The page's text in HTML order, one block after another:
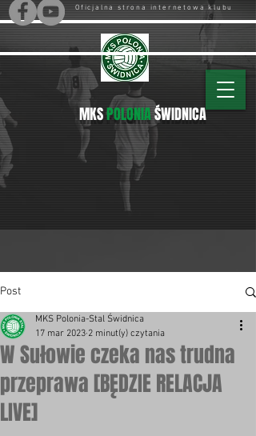
Oficjalna strona internetowa klubu
MKSPOLONIAŚWIDNICA
Post
W Sułowie czeka nas trudna
przeprawa [BĘDZIE RELACJA
LIVE]
MKS Polonia-Stal Świdnica
17 mar 2023 2 minut(y) czytania